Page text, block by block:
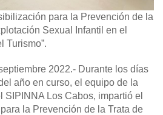
para la Prevención de la
Sexual Infantil en el
Turismo”.
2022.- Durante los días
año en curso, el equipo de la
SIPINNA Los Cabos, impartió el
la Prevención de la Trata de